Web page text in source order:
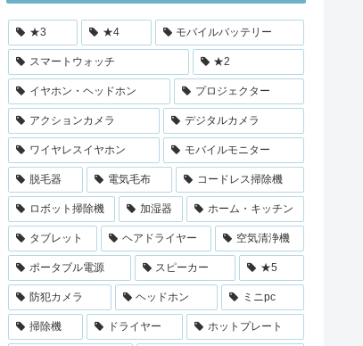
★3 ★4 モバイルバッテリー
スマートウォッチ ★2
イヤホン・ヘッドホン プロジェクター
アクションカメラ デジタルカメラ
ワイヤレスイヤホン モバイルモニター
脱毛器 電気毛布 コードレス掃除機
ロボット掃除機 加湿器 ホーム・キッチン
タブレット ヘアドライヤー 空気清浄機
ポータブル電源 スピーカー ★5
防犯カメラ ヘッドホン ミニpc
掃除機 ドライヤー ホットプレート